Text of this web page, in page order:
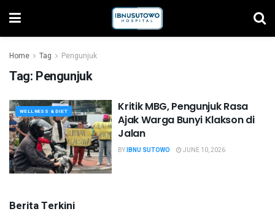
Home Tag Pengunjuk
Tag: Pengunjuk
WELLNESS & DIET
Kritik MBG, Pengunjuk Rasa
Ajak Warga Bunyi Klakson di
Jalan
BYIBNU SUTOWO JUNE 10, 2026
Berita Terkini